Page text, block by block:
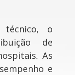
técnico, o
de
As
e